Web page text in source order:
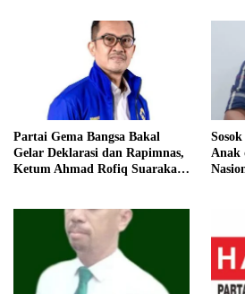
Partai Gema Bangsa Bakal
Gelar Deklarasi dan Rapimnas,
Ketum Ahmad Rofiq Suarakan
Anak